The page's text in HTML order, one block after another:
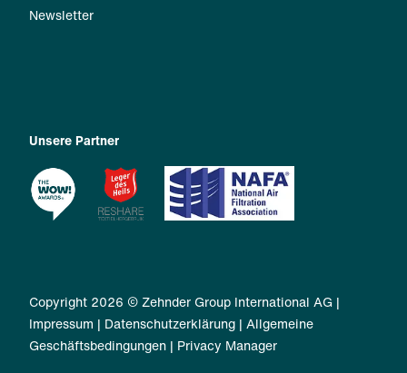
Newsletter
Unsere Partner
Copyright 2026 © Zehnder Group International AG |
Impressum | Datenschutzerklärung | Allgemeine
Geschäftsbedingungen | Privacy Manager